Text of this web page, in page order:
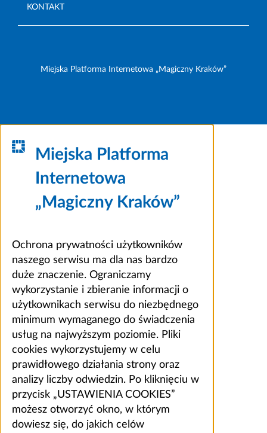
KONTAKT
Miejska Platforma Internetowa „Magiczny Kraków”
Miejska Platforma
Internetowa
„Magiczny Kraków”
Ochrona prywatności użytkowników
naszego serwisu ma dla nas bardzo
duże znaczenie. Ograniczamy
wykorzystanie i zbieranie informacji o
użytkownikach serwisu do niezbędnego
minimum wymaganego do świadczenia
usług na najwyższym poziomie. Pliki
cookies wykorzystujemy w celu
prawidłowego działania strony oraz
analizy liczby odwiedzin. Po kliknięciu w
przycisk „USTAWIENIA COOKIES”
możesz otworzyć okno, w którym
dowiesz się, do jakich celów